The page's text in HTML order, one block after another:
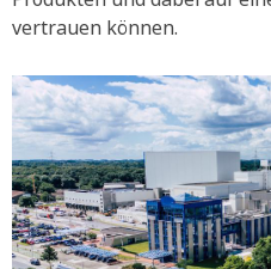
vertrauen können.